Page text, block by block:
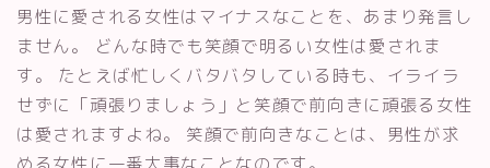
男性に愛される女性はマイナスなことを、あまり発言し
ません。 どんな時でも笑顔で明るい女性は愛されま
す。 たとえば忙しくバタバタしている時も、イライラ
せずに「頑張りましょう」と笑顔で前向きに頑張る女性
は愛されますよね。 笑顔で前向きなことは、男性が求
める女性に一番大事なことなのです。